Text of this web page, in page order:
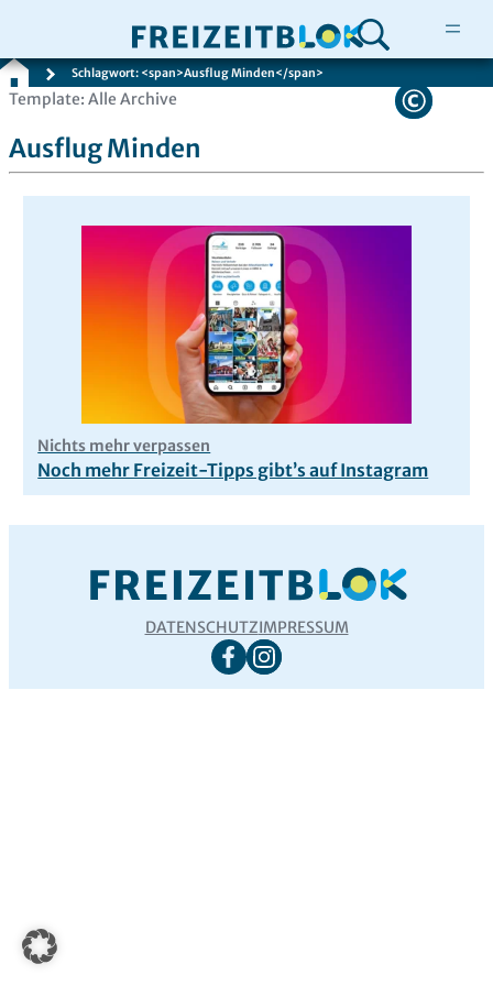
Zum
springen
Schlagwort: <span>Ausflug Minden</span>
Template: Alle Archive
Ausflug Minden
Nichts mehr verpassen
Noch mehr Freizeit-Tipps gibt’s auf Instagram
DATENSCHUTZIMPRESSUM